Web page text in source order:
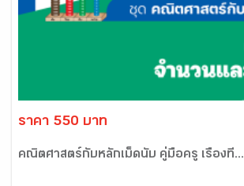
ราคา 550 บาท
คณิตศาสตร์กับหลักเม็ดนับ คู่มือครู เรื่องที่...